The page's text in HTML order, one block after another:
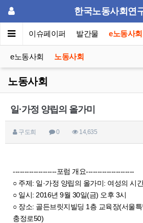
한국노동사회연
포럼 이슈페이퍼 발간물 e노동사회
e노동사회 노동사회
노동사회
일·가정 양립의 올가미
구도희 0 14,635
-------------------포럼 개요---------------------
○ 주제: 일·가정 양립의 올가미: 여성의 시
○ 일시: 2016년 9월 30일(금) 오후 3시
○ 장소: 골든브릿지빌딩 1층 교육장(서울
충정로50)